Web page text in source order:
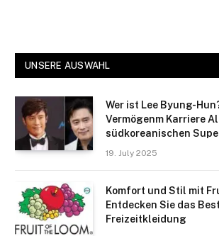
UNSERE AUSWAHL
Wer ist Lee Byung-
Vermögenm Karriere
südkoreanischen
19. July 2025
Komfort und Stil mit
Entdecken Sie das
Freizeitkleidung